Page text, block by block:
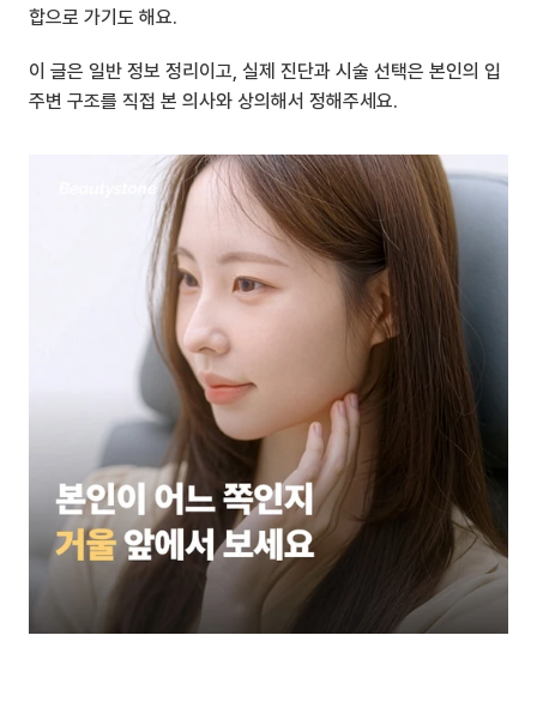
합으로 가기도 해요.
이 글은 일반 정보 정리이고, 실제 진단과 시술 선택은 본인의 입
주변 구조를 직접 본 의사와 상의해서 정해주세요.